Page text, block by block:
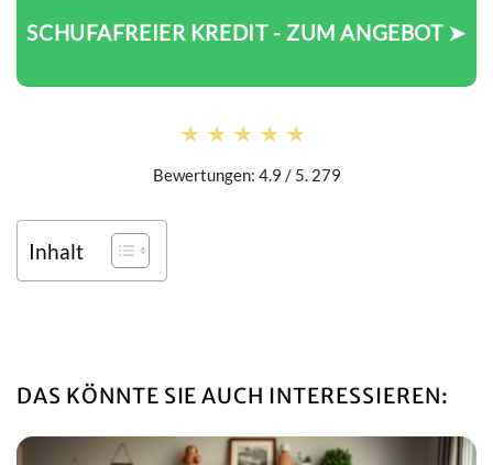
SCHUFAFREIER KREDIT - ZUM ANGEBOT ➤
★★★★★
★★★★★
Bewertungen: 4.9 / 5. 279
Inhalt
DAS KÖNNTE SIE AUCH INTERESSIEREN: